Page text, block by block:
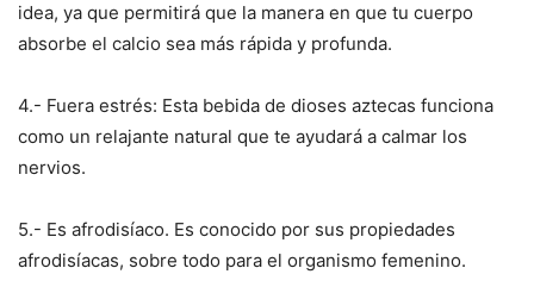
idea, ya que permitirá que la manera en que tu cuerpo
absorbe el calcio sea más rápida y profunda.
4.- Fuera estrés: Esta bebida de dioses aztecas funciona
como un relajante natural que te ayudará a calmar los
nervios.
5.- Es afrodisíaco. Es conocido por sus propiedades
afrodisíacas, sobre todo para el organismo femenino.